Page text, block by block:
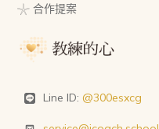
𓇼 合作提案
Line ID: @300esxcg